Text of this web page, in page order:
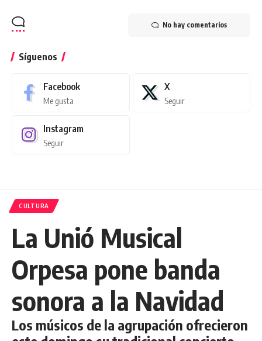
No hay comentarios
Síguenos
Facebook
Me gusta
X
Seguir
Instagram
Seguir
CULTURA
La Unió Musical
Orpesa pone banda
sonora a la Navidad
Los músicos de la agrupación ofrecieron